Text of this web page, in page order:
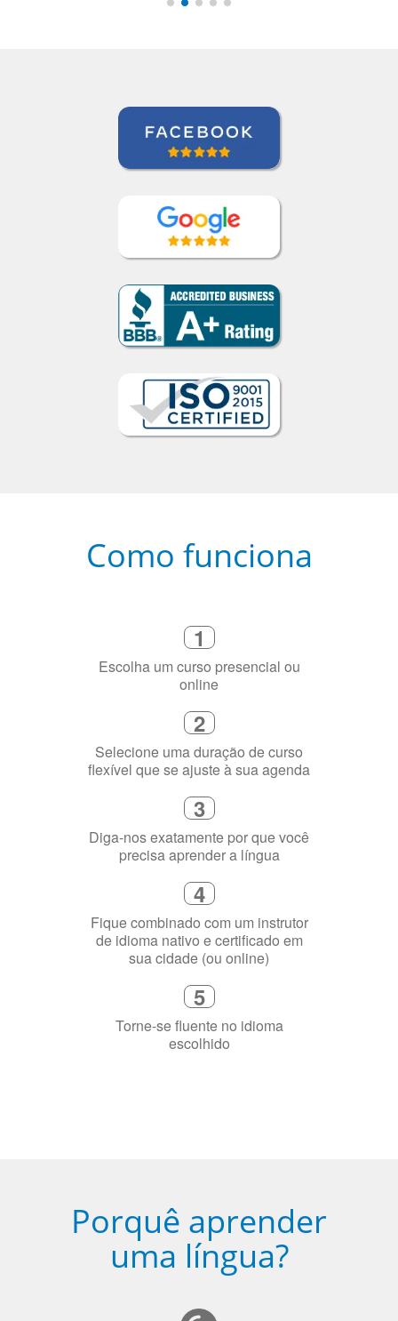
Como funciona
1
Escolha um curso presencial ou
2
Selecione uma duração de curso
3
Diga-nos exatamente por que você
4
Fique combinado com um instrutor
de idioma nativo e certificado em
5
Torne-se fluente no idioma
Porquê aprender
uma língua?